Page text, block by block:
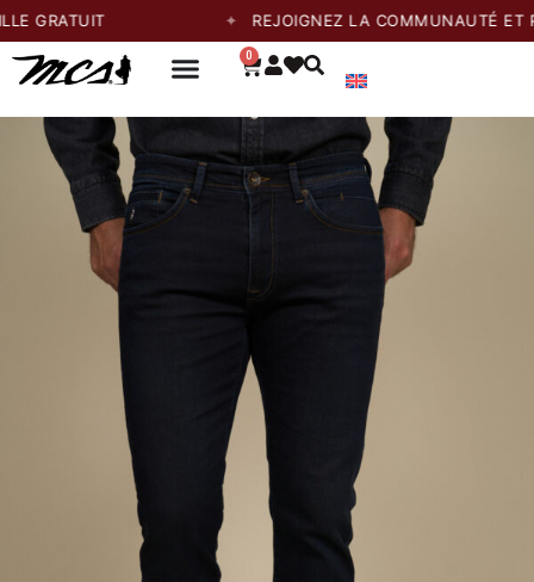
REJOIGNEZ LA COMMUNAUTÉ ET
0